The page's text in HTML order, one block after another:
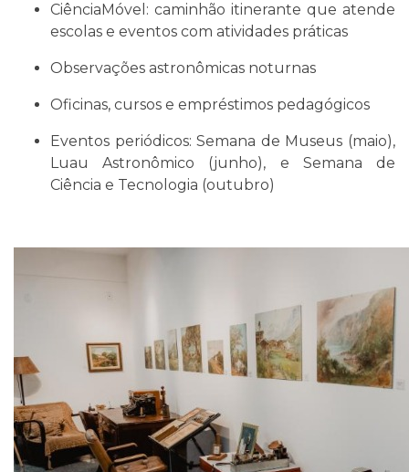
CiênciaMóvel: caminhão itinerante que atende
escolas e eventos com atividades práticas
Observações astronômicas noturnas
Oficinas, cursos e empréstimos pedagógicos
Eventos periódicos: Semana de Museus (maio),
Luau Astronômico (junho), e Semana de
Ciência e Tecnologia (outubro)